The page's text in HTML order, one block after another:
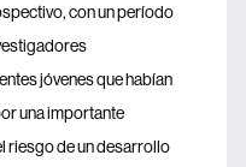
con un período
jóvenes que habían
una importante
riesgo de un desarrollo